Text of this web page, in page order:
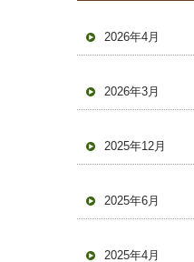
2026年4月
2026年3月
2025年12月
2025年6月
2025年4月